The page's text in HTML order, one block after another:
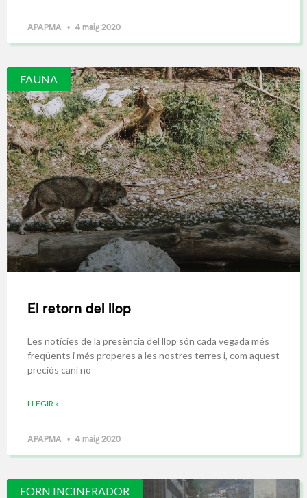
APAPMA 4 maig 2020
FAUNA
El retorn del llop
Les notícies de la presència del llop són cada vegada més
freqüents i més properes a les nostres terres i, com aquest
preciós caní no
LLEGIR »
APAPMA 4 maig 2020
FORN INCINERADOR